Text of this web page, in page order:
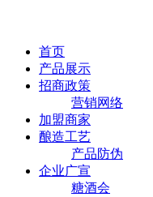
首页
产品展示
招商政策
营销网络
加盟商家
酿造工艺
产品防伪
企业广宣
糖酒会